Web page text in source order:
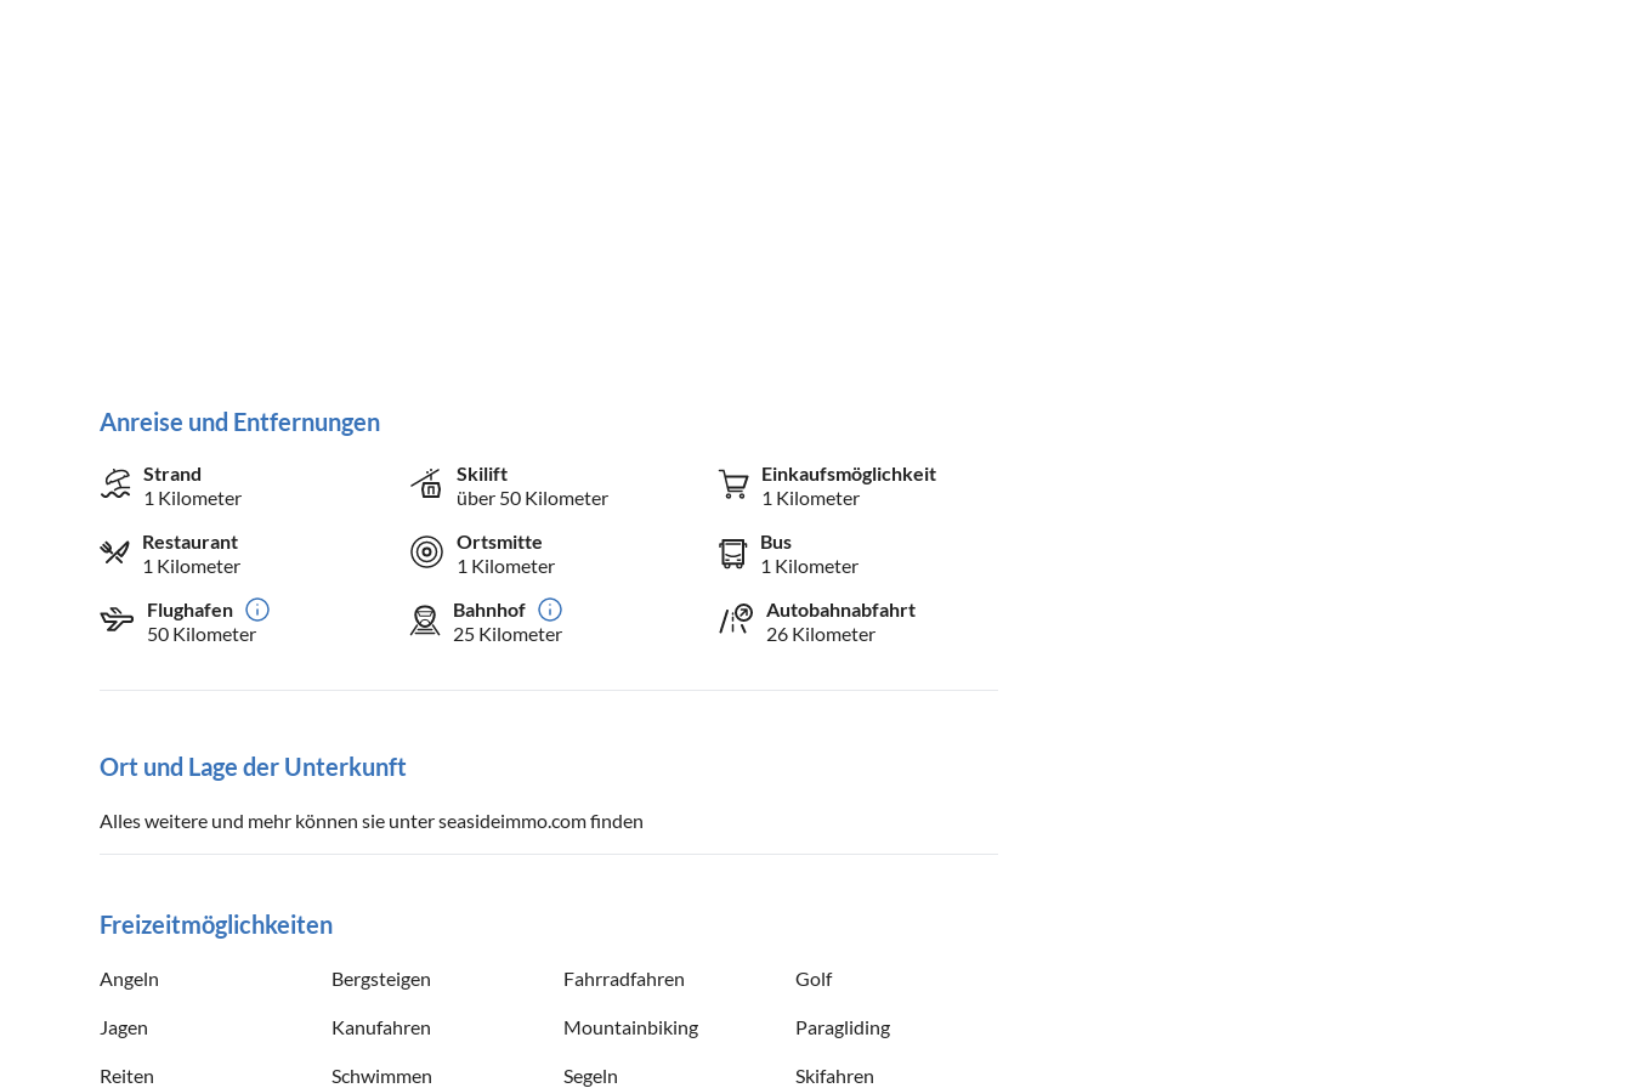
Anreise und Entfernungen
Strand
1 Kilometer
Skilift
über 50 Kilometer
Einkaufsmöglichkeit
1 Kilometer
Restaurant
1 Kilometer
Ortsmitte
1 Kilometer
Bus
1 Kilometer
Flughafen
50 Kilometer
Bahnhof
25 Kilometer
Autobahnabfahrt
26 Kilometer
Ort und Lage der Unterkunft
Alles weitere und mehr können sie unter seasideimmo.com finden
Freizeitmöglichkeiten
Angeln Bergsteigen Fahrradfahren Golf
Jagen Kanufahren Mountainbiking Paragliding
Reiten Schwimmen Segeln Skifahren